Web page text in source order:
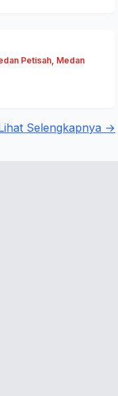
Petisah, Medan
Selengkapnya →